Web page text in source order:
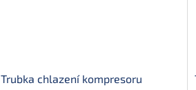
Trubka chlazení kompresoru